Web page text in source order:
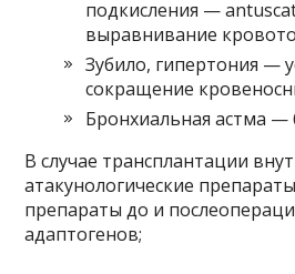
подкисления —
выравнивание
Зубило, гипертония —
сокращение
Бронхиальная астма —
В случае трансплантации
атакунологические
препараты до и
адаптогенов;